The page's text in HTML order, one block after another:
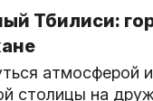
Тбилиси:
атмосферой
столицы на